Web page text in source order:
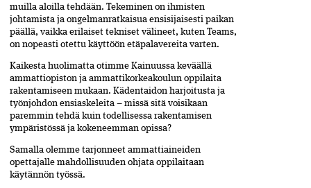
muilla aloilla tehdään. Tekeminen on ihmisten
johtamista ja ongelmanratkaisua ensisijaisesti paikan
päällä, vaikka erilaiset tekniset välineet, kuten Teams,
on nopeasti otettu käyttöön etäpalavereita varten.
Kaikesta huolimatta otimme Kainuussa keväällä
ammattiopiston ja ammattikorkeakoulun oppilaita
rakentamiseen mukaan. Kädentaidon harjoitusta ja
työnjohdon ensiaskeleita – missä sitä voisikaan
paremmin tehdä kuin todellisessa rakentamisen
ympäristössä ja kokeneemman opissa?
Samalla olemme tarjonneet ammattiaineiden
opettajalle mahdollisuuden ohjata oppilaitaan
käytännön työssä.